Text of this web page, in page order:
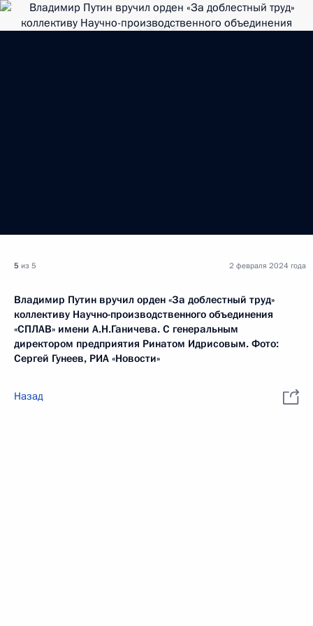
5 из 5
Владимир Путин вручил орден «За доблестный труд»
коллективу Научно-производственного объединения
«СПЛАВ» имени А.Н.Ганичева. С генеральным
директором предприятия Ринатом Идрисовым. Фото:
Сергей Гунеев, РИА «Новости»
2 февраля 2024 года
Назад